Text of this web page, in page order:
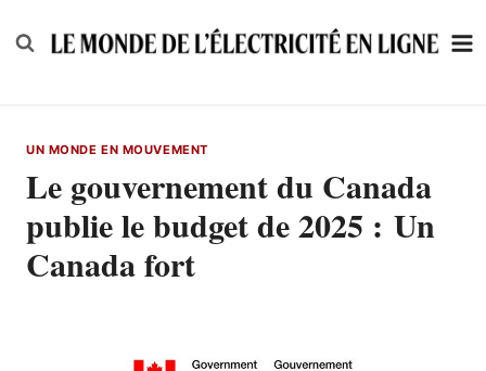
to
UN MONDE EN MOUVEMENT
Le gouvernement du Canada
publie le budget de 2025 : Un
Canada fort